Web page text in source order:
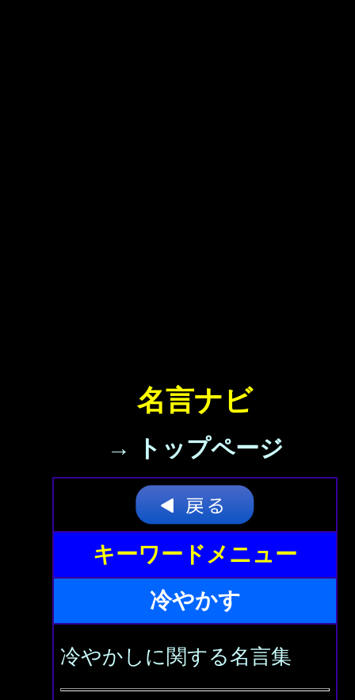
名言ナビ
→ トップページ
キーワードメニュー
冷やかす
冷やかしに関する名言集